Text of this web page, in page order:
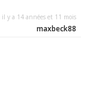
il y a 14 années et 11 mois
maxbeck88